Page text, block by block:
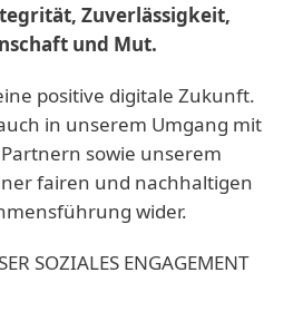
Zuverlässigkeit,
und Mut.
positive digitale Zukunft.
in unserem Umgang mit
sowie unserem
fairen und nachhaltigen
wider.
SOZIALES ENGAGEMENT